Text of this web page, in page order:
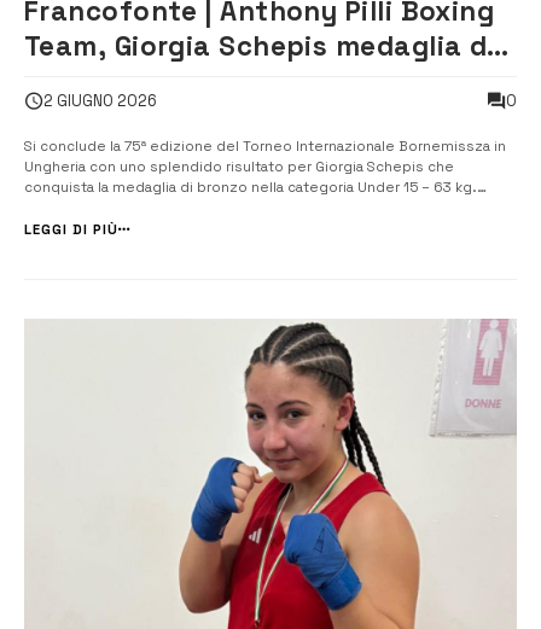
Francofonte | Anthony Pilli Boxing
Team, Giorgia Schepis medaglia di
2 GIUGNO 2026 0
Si conclude la 75ª edizione del Torneo Internazionale Bornemissza in
Ungheria con uno splendido risultato per Giorgia Schepis che
conquista la medaglia di bronzo nella categoria Under 15 – 63 kg.
ha disputato un torneo di altissimo livello, superando ai quarti di ...
LEGGI DI PIÙ